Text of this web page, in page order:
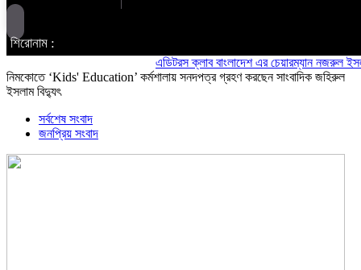
শিরোনাম :
এডিটরস ক্লাব বাংলাদেশ এর চেয়ারম্যান নজরুল ইসলাম
নিমকোতে ‘Kids' Education’ কর্মশালায় সনদপত্র গ্রহণ করছেন সাংবাদিক জহিরুল
ইসলাম বিদ্যুৎ
সর্বশেষ সংবাদ
জনপ্রিয় সংবাদ